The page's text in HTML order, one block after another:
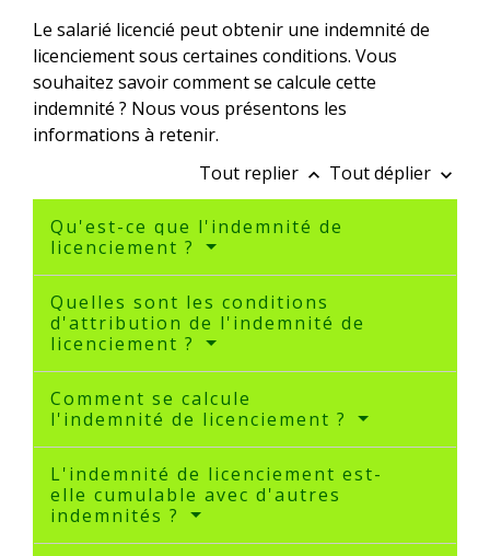
Le salarié licencié peut obtenir une indemnité de
licenciement sous certaines conditions. Vous
souhaitez savoir comment se calcule cette
indemnité ? Nous vous présentons les
informations à retenir.
Tout replier keyboard_arrow_up Tout déplier keyboard_arrow_down
Qu'est-ce que l'indemnité de
licenciement ?
Quelles sont les conditions
d'attribution de l'indemnité de
licenciement ?
Comment se calcule
l'indemnité de licenciement ?
L'indemnité de licenciement est-
elle cumulable avec d'autres
indemnités ?